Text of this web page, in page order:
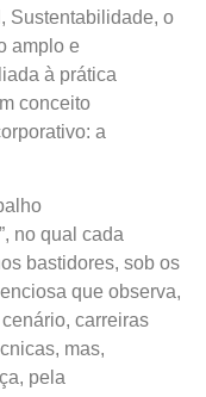
Sustentabilidade, o
amplo e
à prática
conceito
a
no qual cada
bastidores, sob os
que observa,
carreiras
mas,
pela